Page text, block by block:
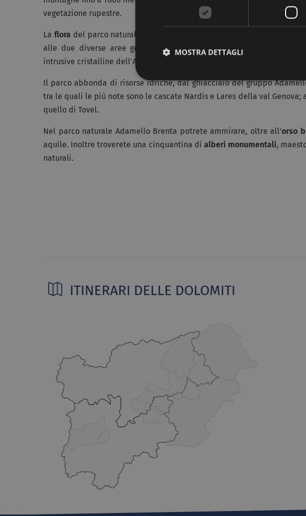
vegetazione rupestre.
La flora del parco naturale Adamello Brenta annovera oltre 1500
alle due diverse aree geomorfologiche, le rocce calcareo-
intrusive cristalline dell'Adamello-Presanella.
Il parco abbonda di risorse idriche, dal ghiacciaio del gruppo
tra le quali le più note sono le cascate Nardis e Lares della val
quello di Tovel.
Nel parco naturale Adamello Brenta potrete ammirare, oltre all'orso
aquile. Inoltre troverete una cinquantina di alberi monumentali,
naturali.
ITINERARI DELLE DOLOMITI
MOSTRA DETTAGLI